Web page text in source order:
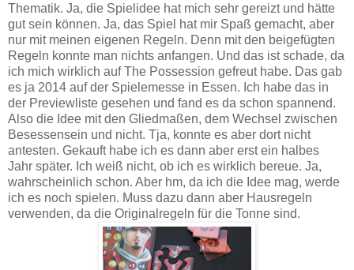
Thematik. Ja, die Spielidee hat mich sehr gereizt und hätte
gut sein können. Ja, das Spiel hat mir Spaß gemacht, aber
nur mit meinen eigenen Regeln. Denn mit den beigefügten
Regeln konnte man nichts anfangen. Und das ist schade, da
ich mich wirklich auf The Possession gefreut habe. Das gab
es ja 2014 auf der Spielemesse in Essen. Ich habe das in
der Previewliste gesehen und fand es da schon spannend.
Also die Idee mit den Gliedmaßen, dem Wechsel zwischen
Besessensein und nicht. Tja, konnte es aber dort nicht
antesten. Gekauft habe ich es dann aber erst ein halbes
Jahr später. Ich weiß nicht, ob ich es wirklich bereue. Ja,
wahrscheinlich schon. Aber hm, da ich die Idee mag, werde
ich es noch spielen. Muss dazu dann aber Hausregeln
verwenden, da die Originalregeln für die Tonne sind.